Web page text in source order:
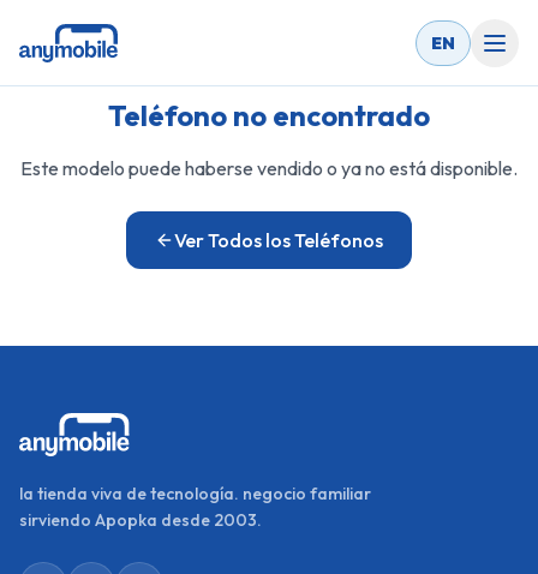
EN
Teléfono no encontrado
Este modelo puede haberse vendido o ya no está disponible.
Ver Todos los Teléfonos
la tienda viva de tecnología. negocio familiar
sirviendo Apopka desde 2003.